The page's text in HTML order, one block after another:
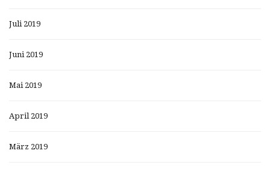
Juli 2019
Juni 2019
Mai 2019
April 2019
März 2019